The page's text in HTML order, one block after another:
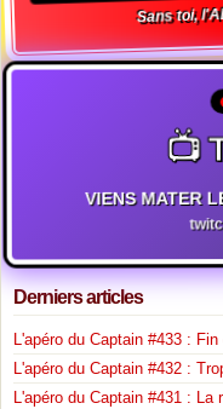
Sans toi,
📺
VIENS MATER
Derniers articles
L'apéro du Captain #433 :
L'apéro du Captain #432 :
L'apéro du Captain #431 :